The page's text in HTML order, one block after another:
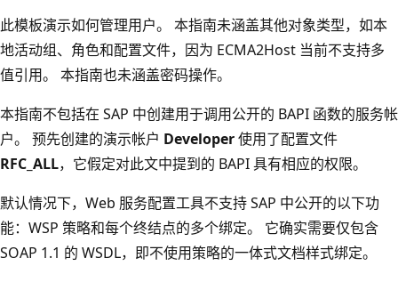
此模板演示如何管理用户。 本指南未涵盖其他对象类型，如本
地活动组、角色和配置文件，因为 ECMA2Host 当前不支持多
值引用。 本指南也未涵盖密码操作。
本指南不包括在 SAP 中创建用于调用公开的 BAPI 函数的服务帐
户。 预先创建的演示帐户 Developer使用了配置文件
RFC_ALL，它假定对此文中提到的 BAPI 具有相应的权限。
默认情况下，Web 服务配置工具不支持 SAP 中公开的以下功
能：WSP 策略和每个终结点的多个绑定。 它确实需要仅包含
SOAP 1.1 的 WSDL，即不使用策略的一体式文档样式绑定。